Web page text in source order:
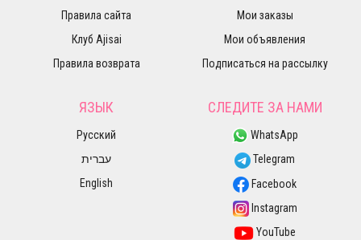
Правила сайта
Клуб Ajisai
Правила возврата
Мои заказы
Мои объявления
Подписаться на рассылку
ЯЗЫК
Русский
עברית
English
СЛЕДИТЕ ЗА НАМИ
WhatsApp
Telegram
Facebook
Instagram
YouTube